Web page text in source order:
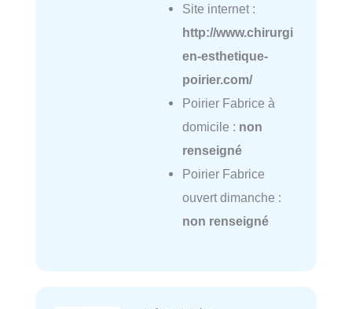
Site internet :
http://www.chirurgi
en-esthetique-
poirier.com/
Poirier Fabrice à
domicile : non
renseigné
Poirier Fabrice
ouvert dimanche :
non renseigné